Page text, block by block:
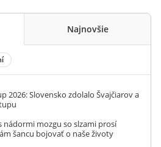
Najnovšie
2026: Slovensko zdolalo Švajčiarov a
nádormi mozgu so slzami prosí
šancu bojovať o naše životy